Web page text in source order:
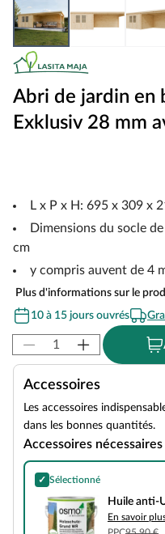
Abri de jardin en
Exklusiv 28 mm
L x P x H: 695 x 309 x
Dimensions du socle
cm
y compris auvent de 4
Plus d'informations sur le
10 à 15 jours ouvrés
Accessoires
Les accessoires
dans les bonnes quantités.
Accessoires nécessaires
✓ Sélectionné
Huile anti-UV Extra 2,5 litres
Huile anti-
En savoir
PPC95,90 €